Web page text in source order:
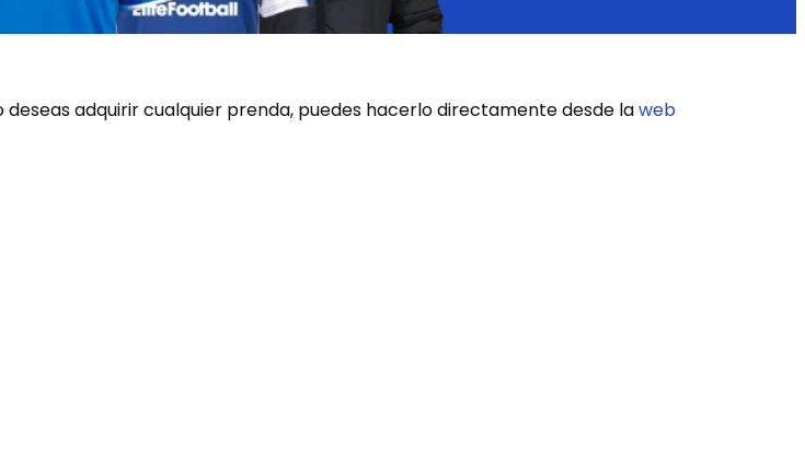
deseas adquirir cualquier prenda, puedes hacerlo directamente desde laweb